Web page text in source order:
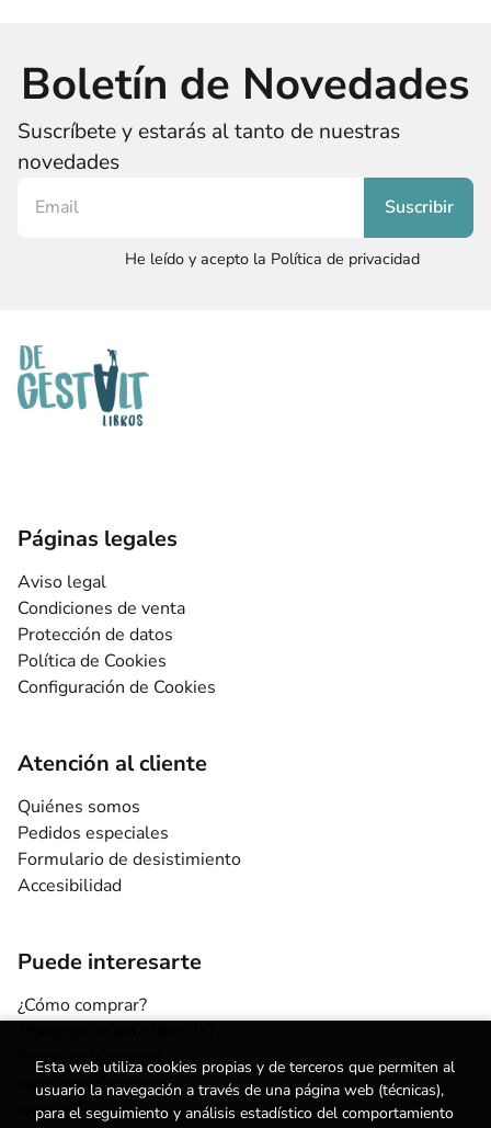
Boletín de Novedades
Suscríbete y estarás al tanto de nuestras
novedades
He leído y acepto la Política de privacidad
Páginas legales
Aviso legal
Condiciones de venta
Protección de datos
Política de Cookies
Configuración de Cookies
Atención al cliente
Quiénes somos
Pedidos especiales
Formulario de desistimiento
Accesibilidad
Puede interesarte
¿Cómo comprar?
Escuelas y centros
Nuestros Servicios
Noticias
Esta web utiliza cookies propias y de terceros que permiten al
usuario la navegación a través de una página web (técnicas),
para el seguimiento y análisis estadístico del comportamiento